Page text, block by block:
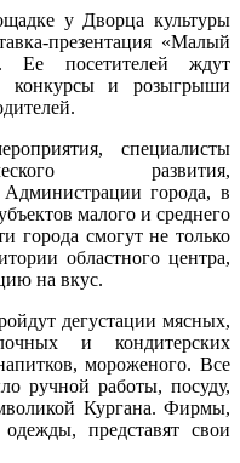
у Дворца культуры
презентация «Малый
Ее посетителей ждут
конкурсы и розыгрыши
специалисты
развития,
Администрации города, в
малого и среднего
города смогут не только
областного центра,
на вкус.
дегустации мясных,
и кондитерских
мороженого. Все
ручной работы, посуду,
Кургана. Фирмы,
представят свои